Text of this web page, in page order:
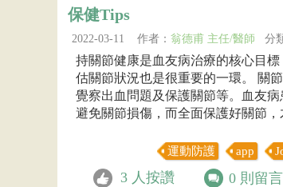
保健Tips
2022-03-11 作者： 翁德甫 主任/醫師 分
持關節健康是血友病治療的核心目
估關節狀況也是很重要的一環。 關
覺察出血問題及保護關節等。血友
避免關節損傷，而全面保護好關節
運動防護 app
3 人按讚 0 則留言